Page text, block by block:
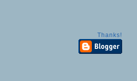
Thanks!